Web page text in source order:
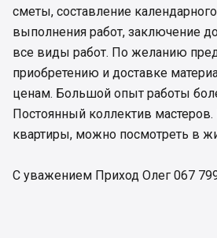
сметы, составление
выполнения работ, заключение
все виды работ. По желанию
приобретению и доставке
ценам. Большой опыт работы
Постоянный коллектив мастеров.
квартиры, можно посмотреть в
С уважением Приход Олег 067